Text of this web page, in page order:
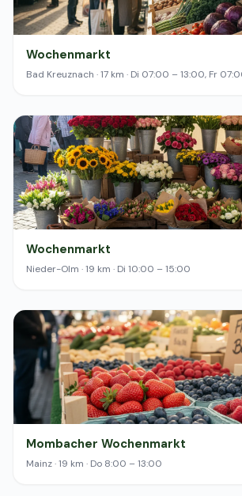
Wochenmarkt
Bad Kreuznach · 17 km · Di 07:00 – 13:00, Fr
Wochenmarkt
Nieder-Olm · 19 km · Di 10:00 – 15:00
Mombacher Wochenmarkt
Mainz · 19 km · Do 8:00 – 13:00